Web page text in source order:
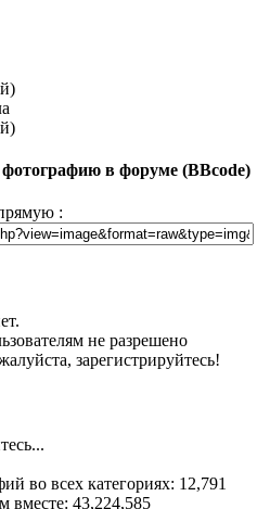
в форуме (BBcode)
:
не разрешено
зарегистрируйтесь!
во всех категориях: 12,791
вместе: 43,224,585